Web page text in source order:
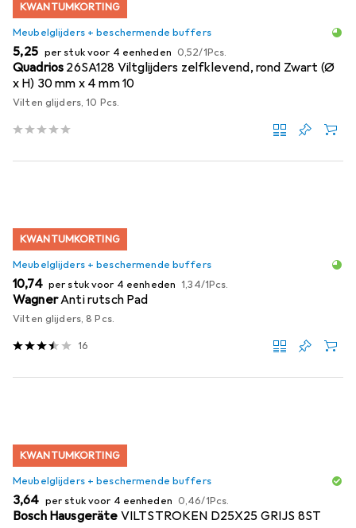
KWANTUMKORTING
Meubelglijders + beschermende buffers
EUR
5,25 per stuk voor 4 eenheden EUR
0,52/1Pcs.
Quadrios 26SA128 Viltglijders zelfklevend, rond Zwart (Ø
x H) 30 mm x 4 mm 10
Vilten glijders, 10 Pcs.
KWANTUMKORTING
Meubelglijders + beschermende buffers
EUR
10,74 per stuk voor 4 eenheden EUR
1,34/1Pcs.
WagnerAnti rutsch Pad
Vilten glijders, 8 Pcs.
16
KWANTUMKORTING
Meubelglijders + beschermende buffers
EUR
3,64 per stuk voor 4 eenheden EUR
0,46/1Pcs.
Bosch Hausgeräte VILTSTROKEN D25X25 GRIJS 8ST